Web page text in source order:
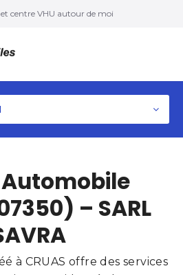
centre VHU autour de moi
– SARL
à CRUAS offre des services